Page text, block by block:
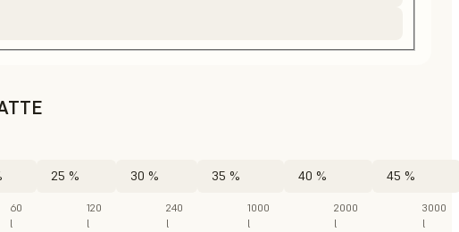
60
l
25 %
120
l
30 %
240
l
35 %
1000
l
40 %
2000
l
45 %
3000
l